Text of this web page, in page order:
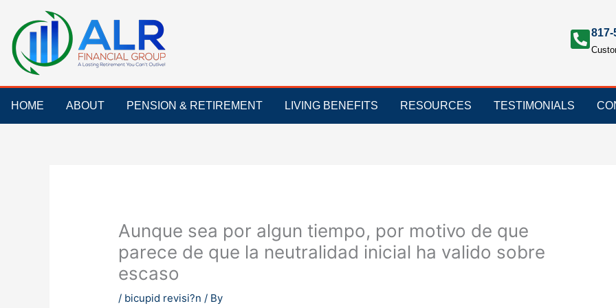
content
817-
HOME ABOUT PENSION & RETIREMENT LIVING BENEFITS RESOURCES TESTIMONIALS
Aunque sea por algun tiempo, por motivo de que
parece de que la neutralidad inicial ha valido sobre
escaso
/ bicupid revisi?n / By